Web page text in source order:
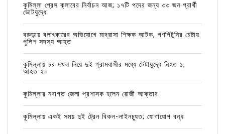
কুমিল্লা প্রেস ক্লাবের নির্বাচন আজ; ১৭টি পদের জন্য ৩৩ জন প্রার্থী
ভোটযুদ্ধে
বরুড়ায় বলাৎকারের অভিযোগে মাদ্রাসা শিক্ষক আটক, গণপিটুনির চেষ্টায়
পুলিশ সদস্য আহত
কুমিল্লায় চর দখল নিয়ে দুই গ্রামবাসীর মধ্যে টেটাযুদ্ধে নিহত ১,
আহত ২০
কুমিল্লার নবাগত জেলা প্রশাসক হলেন রোজী আক্তার
কুমিল্লায় একই সময় দুই ট্রেন বিকল-লাইনচ্যুত; যোগাযোগ বন্ধ